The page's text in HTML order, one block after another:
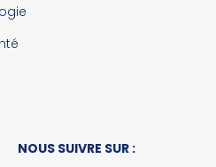
NOUS SUIVRE SUR :